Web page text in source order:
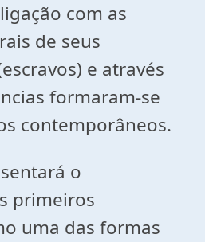
com as
de seus
e através
formaram-se
contemporâneos.
o
primeiros
uma das formas